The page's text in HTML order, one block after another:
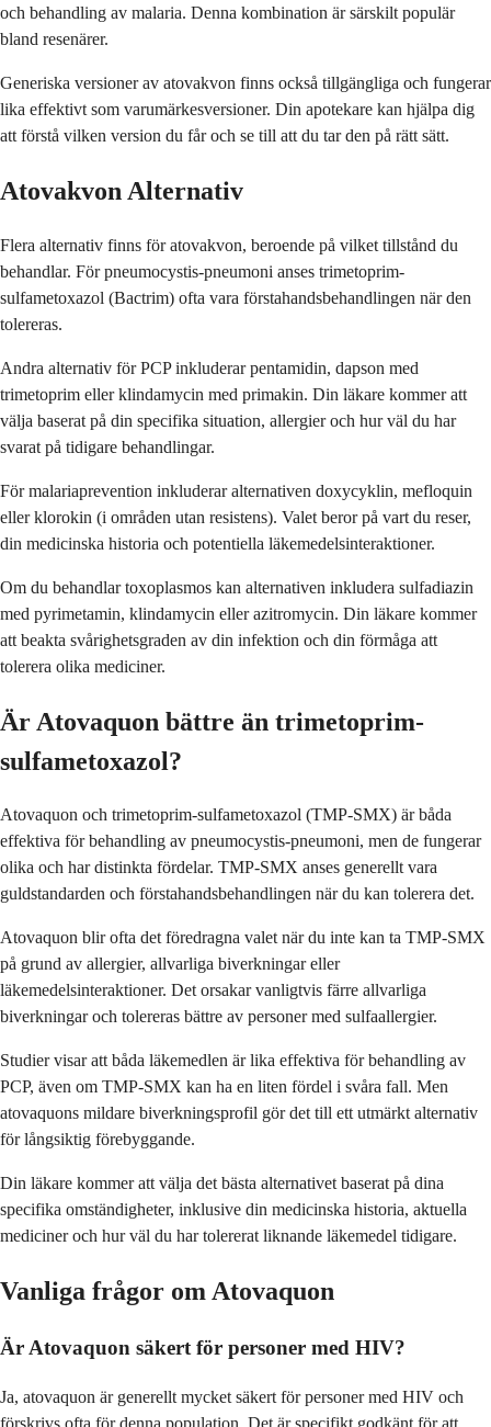
och behandling av malaria. Denna kombination är särskilt populär
bland resenärer.
Generiska versioner av atovakvon finns också tillgängliga och fungerar
lika effektivt som varumärkesversioner. Din apotekare kan hjälpa dig
att förstå vilken version du får och se till att du tar den på rätt sätt.
Atovakvon Alternativ
Flera alternativ finns för atovakvon, beroende på vilket tillstånd du
behandlar. För pneumocystis-pneumoni anses trimetoprim-
sulfametoxazol (Bactrim) ofta vara förstahandsbehandlingen när den
tolereras.
Andra alternativ för PCP inkluderar pentamidin, dapson med
trimetoprim eller klindamycin med primakin. Din läkare kommer att
välja baserat på din specifika situation, allergier och hur väl du har
svarat på tidigare behandlingar.
För malariaprevention inkluderar alternativen doxycyklin, mefloquin
eller klorokin (i områden utan resistens). Valet beror på vart du reser,
din medicinska historia och potentiella läkemedelsinteraktioner.
Om du behandlar toxoplasmos kan alternativen inkludera sulfadiazin
med pyrimetamin, klindamycin eller azitromycin. Din läkare kommer
att beakta svårighetsgraden av din infektion och din förmåga att
tolerera olika mediciner.
Är Atovaquon bättre än trimetoprim-
sulfametoxazol?
Atovaquon och trimetoprim-sulfametoxazol (TMP-SMX) är båda
effektiva för behandling av pneumocystis-pneumoni, men de fungerar
olika och har distinkta fördelar. TMP-SMX anses generellt vara
guldstandarden och förstahandsbehandlingen när du kan tolerera det.
Atovaquon blir ofta det föredragna valet när du inte kan ta TMP-SMX
på grund av allergier, allvarliga biverkningar eller
läkemedelsinteraktioner. Det orsakar vanligtvis färre allvarliga
biverkningar och tolereras bättre av personer med sulfaallergier.
Studier visar att båda läkemedlen är lika effektiva för behandling av
PCP, även om TMP-SMX kan ha en liten fördel i svåra fall. Men
atovaquons mildare biverkningsprofil gör det till ett utmärkt alternativ
för långsiktig förebyggande.
Din läkare kommer att välja det bästa alternativet baserat på dina
specifika omständigheter, inklusive din medicinska historia, aktuella
mediciner och hur väl du har tolererat liknande läkemedel tidigare.
Vanliga frågor om Atovaquon
Är Atovaquon säkert för personer med HIV?
Ja, atovaquon är generellt mycket säkert för personer med HIV och
förskrivs ofta för denna population. Det är specifikt godkänt för att